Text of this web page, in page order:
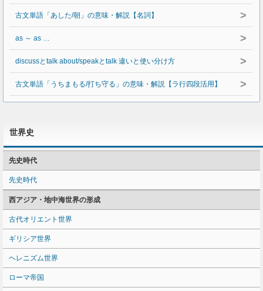
古文単語「あした/朝」の意味・解説【名詞】 >
as ～ as … >
discussとtalk about/speakとtalk 違いと使い分け方 >
古文単語「うちまもる/打ち守る」の意味・解説【ラ行四段活用】 >
世界史
先史時代
先史時代
西アジア・地中海世界の形成
古代オリエント世界
ギリシア世界
ヘレニズム世界
ローマ帝国